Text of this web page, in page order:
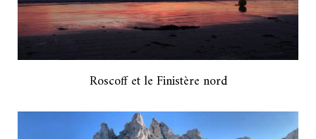
Roscoff et le Finistère nord